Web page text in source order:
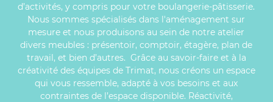
d’activités, y compris pour votre boulangerie-pâtisserie.
Nous sommes spécialisés dans l'aménagement sur
mesure et nous produisons au sein de notre atelier
divers meubles : présentoir, comptoir, étagère, plan de
travail, et bien d’autres. Grâce au savoir-faire et à la
créativité des équipes de Trimat, nous créons un espace
qui vous ressemble, adapté à vos besoins et aux
contraintes de l’espace disponible. Réactivité,